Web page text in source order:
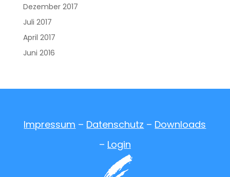
Dezember 2017
Juli 2017
April 2017
Juni 2016
Impressum – Datenschutz – Downloads
– Login